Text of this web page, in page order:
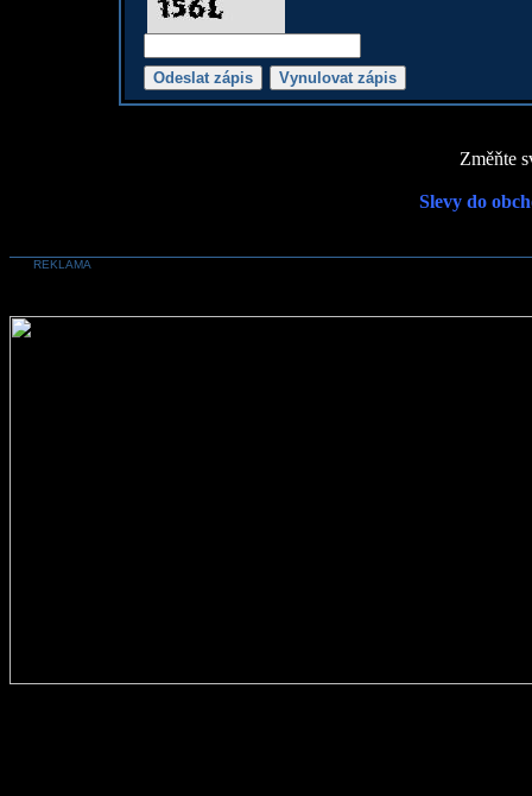
Změňte
Slevy do
REKLAMA